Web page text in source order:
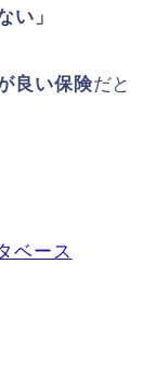
い」
良い保険だと
ベース